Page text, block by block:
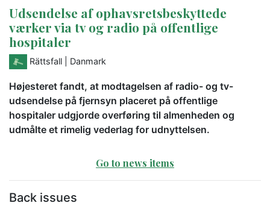
Udsendelse af ophavsretsbeskyttede
værker via tv og radio på offentlige
hospitaler
Rättsfall | Danmark
Højesteret fandt, at modtagelsen af radio- og tv-
udsendelse på fjernsyn placeret på offentlige
hospitaler udgjorde overføring til almenheden og
udmålte et rimelig vederlag for udnyttelsen.
Go to news items
Back issues